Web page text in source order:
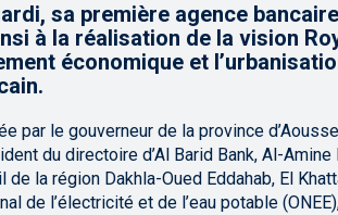
sa première agence
à la réalisation de la vision
économique et
par le gouverneur de la province
du directoire d’Al Barid Bank, Al-Amine
la région Dakhla-Oued Eddahab, El
de l’électricité et de l’eau potable